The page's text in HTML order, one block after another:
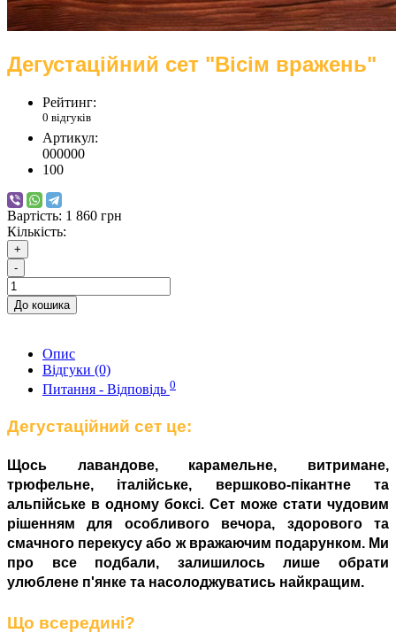
Дегустаційний сет "Вісім вражень"
Рейтинг:
0 відгуків
Артикул:
000000
100
Вартість: 1 860 грн
Кількість:
+
-
До кошика
Опис
Відгуки (0)
Питання - Відповідь 0
Дегустаційний сет це:
Щось лавандове, карамельне, витримане,
трюфельне, італійське, вершково-пікантне та
альпійське в одному боксі. Сет може стати чудовим
рішенням для особливого вечора, здорового та
смачного перекусу або ж вражаючим подарунком. Ми
про все подбали, залишилось лише обрати
улюблене п'янке та насолоджуватись найкращим.
Що всередині?